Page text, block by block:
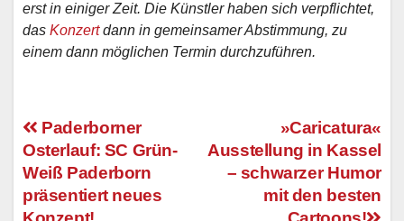
erst in einiger Zeit. Die Künstler haben sich verpflichtet,
das Konzertdann in gemeinsamer Abstimmung, zu
einem dann möglichen Termin durchzuführen.
Beitragsnavigation
»Caricatura«
Ausstellung in Kassel
– schwarzer Humor
mit den besten
Paderborner
Osterlauf: SC Grün-
Weiß Paderborn
präsentiert neues